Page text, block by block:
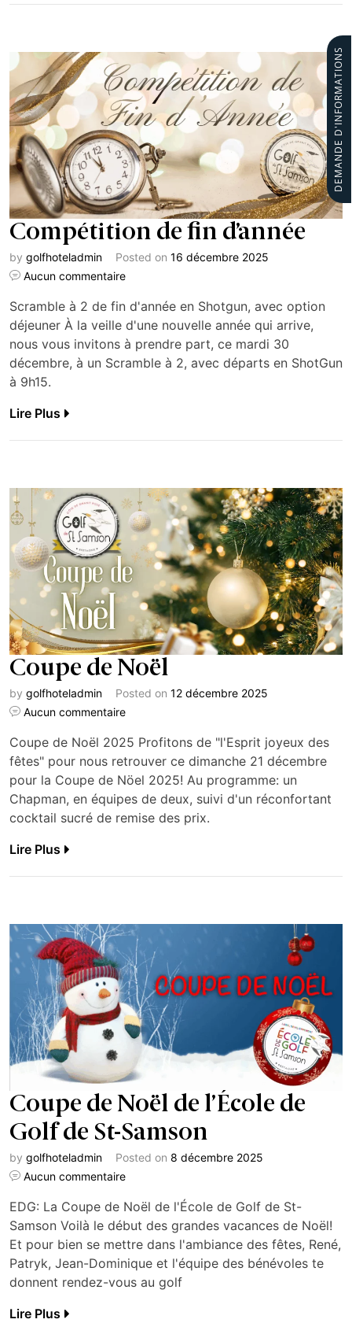
Compétition de fin d’année
by golfhoteladmin Posted on 16 décembre 2025
Aucun commentaire
Scramble à 2 de fin d'année en Shotgun, avec option
déjeuner À la veille d'une nouvelle année qui arrive,
nous vous invitons à prendre part, ce mardi 30
décembre, à un Scramble à 2, avec départs en ShotGun
à 9h15.
Lire Plus
Coupe de Noël
by golfhoteladmin Posted on 12 décembre 2025
Aucun commentaire
Coupe de Noël 2025 Profitons de "l'Esprit joyeux des
fêtes" pour nous retrouver ce dimanche 21 décembre
pour la Coupe de Nöel 2025! Au programme: un
Chapman, en équipes de deux, suivi d'un réconfortant
cocktail sucré de remise des prix.
Lire Plus
Coupe de Noël de l’École de
Golf de St-Samson
by golfhoteladmin Posted on 8 décembre 2025
Aucun commentaire
EDG: La Coupe de Noël de l'École de Golf de St-
Samson Voilà le début des grandes vacances de Noël!
Et pour bien se mettre dans l'ambiance des fêtes, René,
Patryk, Jean-Dominique et l'équipe des bénévoles te
donnent rendez-vous au golf
Lire Plus
DEMANDE D'INFORMATIONS